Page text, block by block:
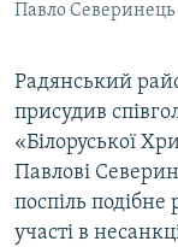
РУС
УКР
КТАТ
ДОЛУЧАЙСЯ!
Павло Северинець
Радянський
присудив
«Білоруської
Павлові
поспіль
участі в